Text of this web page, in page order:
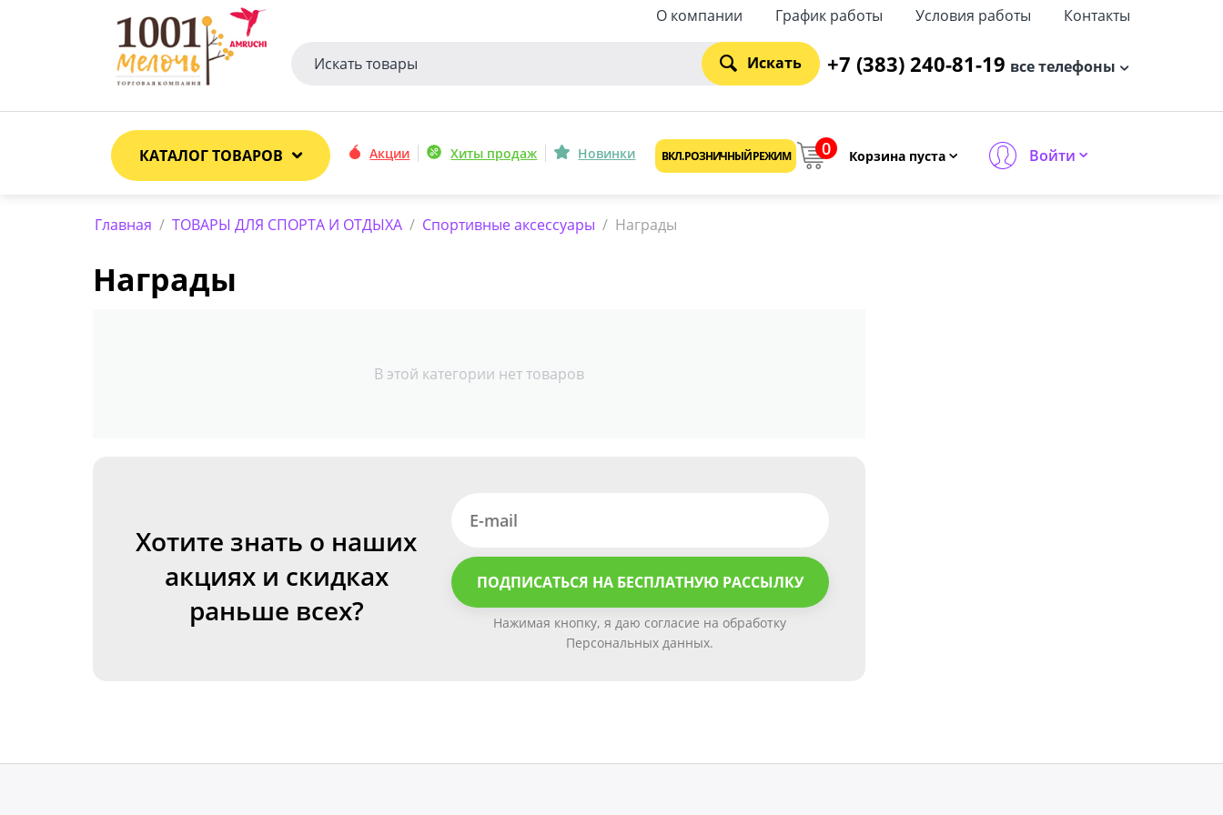
О компании График работы Условия работы Контакты
Искать +7 (383) 240-81-19 все телефоны
КАТАЛОГ ТОВАРОВ Акции Хиты продаж Новинки ВКЛ. РОЗНИЧНЫЙ РЕЖИМ 0 Корзина пуста Войти
Главная / ТОВАРЫ ДЛЯ СПОРТА И ОТДЫХА / Спортивные аксессуары / Награды
Награды
В этой категории нет товаров
Хотите знать о наших
акциях и скидках
раньше всех?
ПОДПИСАТЬСЯ НА БЕСПЛАТНУЮ РАССЫЛКУ
Нажимая кнопку, я даю согласие на обработку
Персональных данных.